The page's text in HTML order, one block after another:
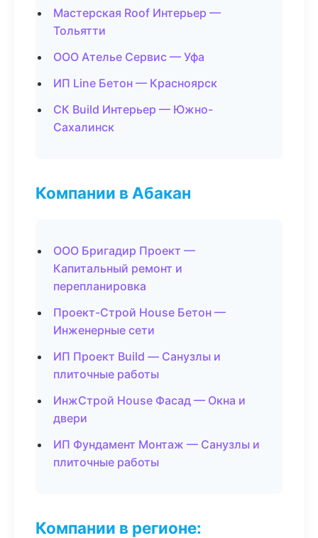
Мастерская Roof Интерьер —
Тольятти
ООО Ателье Сервис — Уфа
ИП Line Бетон — Красноярск
СК Build Интерьер — Южно-
Сахалинск
Компании в Абакан
ООО Бригадир Проект —
Капитальный ремонт и
перепланировка
Проект-Строй House Бетон —
Инженерные сети
ИП Проект Build — Санузлы и
плиточные работы
ИнжСтрой House Фасад — Окна и
двери
ИП Фундамент Монтаж — Санузлы и
плиточные работы
Компании в регионе: